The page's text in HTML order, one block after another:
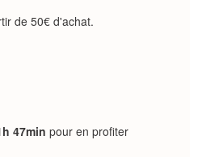
de 50€ d'achat.
47min pour en profiter